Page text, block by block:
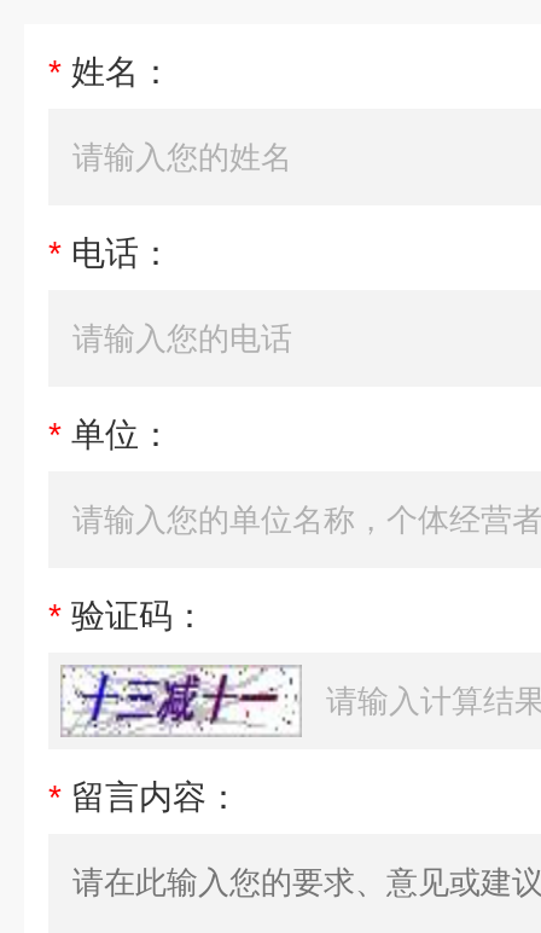
* 姓名：
* 电话：
* 单位：
* 验证码：
* 留言内容：